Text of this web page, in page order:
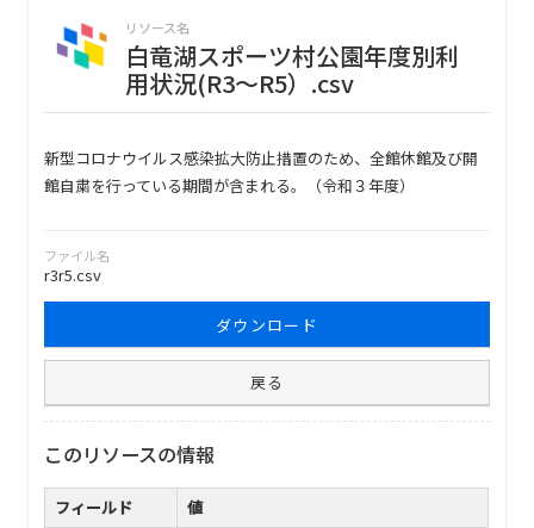
リソース名
白竜湖スポーツ村公園年度別利
用状況(R3～R5）.csv
新型コロナウイルス感染拡大防止措置のため、全館休館及び開
館自粛を行っている期間が含まれる。（令和３年度）
ファイル名
r3r5.csv
ダウンロード
戻る
このリソースの情報
フィールド
値